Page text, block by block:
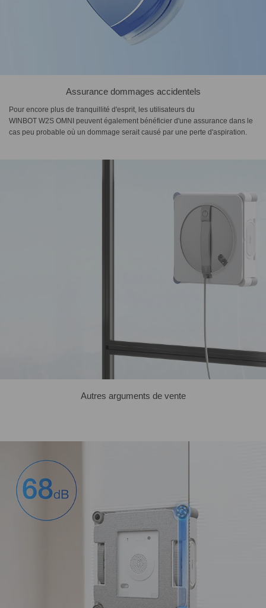
Assurance dommages accidentels
Pour encore plus de tranquillité d'esprit, les utilisateurs du
WINBOT W2S OMNI peuvent également bénéficier d'une assurance dans le
cas peu probable où un dommage serait causé par une perte d'aspiration.
Autres arguments de vente